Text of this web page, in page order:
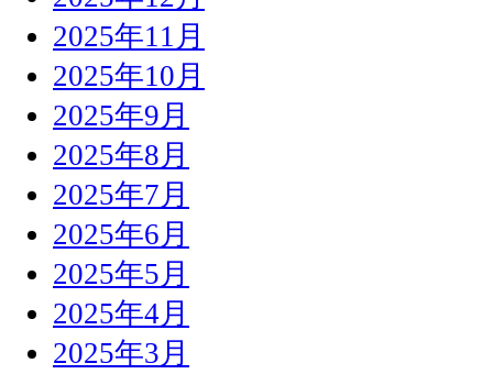
2025年11月
2025年10月
2025年9月
2025年8月
2025年7月
2025年6月
2025年5月
2025年4月
2025年3月